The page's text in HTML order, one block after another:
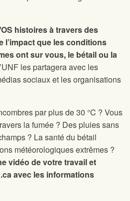
histoires à travers des
l’impact que les conditions
ont sur vous, le bétail ou la
les partagera avec les
sociaux et les organisations
par plus de 30 °C ? Vous
la fumée ? Des pluies sans
? La santé du bétail
météorologiques extrêmes ?
vidéo de votre travail et
avec les informations